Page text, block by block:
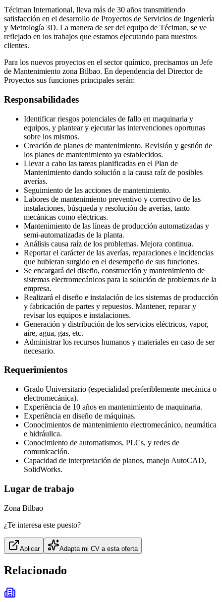
Téciman International, lleva más de 30 años transmitiendo
satisfacción en el desarrollo de Proyectos de Servicios de Ingeniería
y Metrología 3D. La manera de ser del equipo de Téciman, se ve
reflejado en los trabajos que estamos ejecutando para nuestros
clientes.
Para los nuevos proyectos en el sector químico, precisamos un Jefe
de Mantenimiento zona Bilbao. En dependencia del Director de
Proyectos sus funciones principales serán:
Responsabilidades
Identificar riesgos potenciales de fallo en maquinaria y
equipos, y plantear y ejecutar las intervenciones oportunas
sobre los mismos.
Creación de planes de mantenimiento. Revisión y gestión de
los planes de mantenimiento ya establecidos.
Llevar a cabo las tareas planificadas en el Plan de
Mantenimiento dando solución a la causa raíz de posibles
averías.
Seguimiento de las acciones de mantenimiento.
Labores de mantenimiento preventivo y correctivo de las
instalaciones, búsqueda y resolución de averías, tanto
mecánicas como eléctricas.
Mantenimiento de las líneas de producción automatizadas y
semi-automatizadas de la planta.
Análisis causa raíz de los problemas. Mejora continua.
Reportar el carácter de las averías, reparaciones e incidencias
que hubieran surgido en el desempeño de sus funciones.
Se encargará del diseño, construcción y mantenimiento de
sistemas electromecánicos para la solución de problemas de la
empresa.
Realizará el diseño e instalación de los sistemas de producción
y fabricación de partes y repuestos. Mantener, reparar y
revisar los equipos e instalaciones.
Generación y distribución de los servicios eléctricos, vapor,
aire, agua, gas, etc.
Administrar los recursos humanos y materiales en caso de ser
necesario.
Requerimientos
Grado Universitario (especialidad preferiblemente mecánica o
electromecánica).
Experiência de 10 años en mantenimiento de maquinaria.
Experiência en diseño de máquinas.
Conocimientos de mantenimiento electromecánico, neumática
e hidráulica.
Conocimiento de automatismos, PLCs, y redes de
comunicación.
Capacidad de interpretación de planos, manejo AutoCAD,
SolidWorks.
Lugar de trabajo
Zona Bilbao
¿Te interesa este puesto?
Aplicar Adapta mi CV a esta oferta
Relacionado